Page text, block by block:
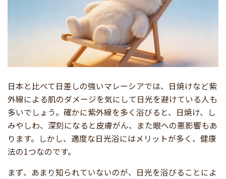
日本と比べて日差しの強いマレーシアでは、日焼けなど紫
外線による肌のダメージを気にして日光を避けている人も
多いでしょう。確かに紫外線を多く浴びると、日焼け、し
みやしわ、深刻になると皮膚がん、また眼への悪影響もあ
ります。しかし、適度な日光浴にはメリットが多く、健康
法の1つなのです。
まず、あまり知られていないのが、日光を浴びることによ